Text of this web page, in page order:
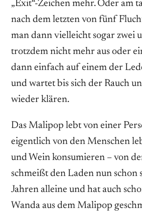
„Exit“-Zeichen mehr. Oder am
nach dem letzten von fünf
man dann vielleicht sogar zwei
trotzdem nicht mehr aus oder
dann einfach auf einem der
und wartet bis sich der Rauch
wieder klären.
Das Malipop lebt von einer
eigentlich von den Menschen
und Wein konsumieren – von
schmeißt den Laden nun schon
Jahren alleine und hat auch
Wanda aus dem Malipop